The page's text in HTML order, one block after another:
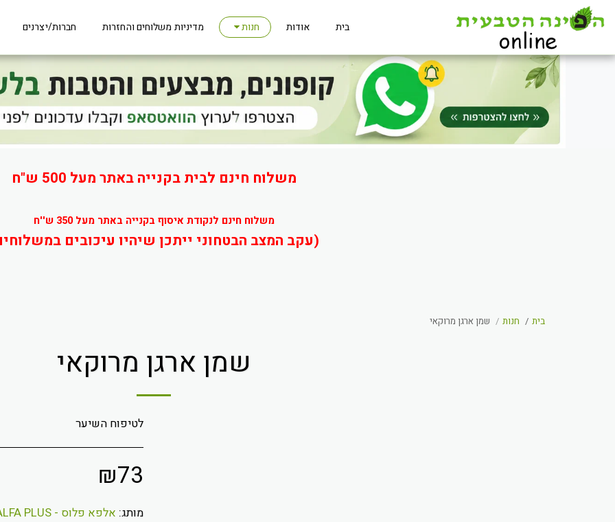
משלוח חינם לבית בקנייה באתר מעל 500 ש"ח
משלוח חינם לנקודת איסוף בקנייה באתר מעל 350 ש''ח
(עקב המצב הבטחוני ייתכן שיהיו עיכובים
בית אודות חנות מדיניות משלוחים והחזרות חברות/יצרנים
בית חנות שמן ארגן מרוקאי
שמן ארגן מרוקאי
לטיפוח השיער
₪73
מותג: אלפא פלוס - ALFA PLUS